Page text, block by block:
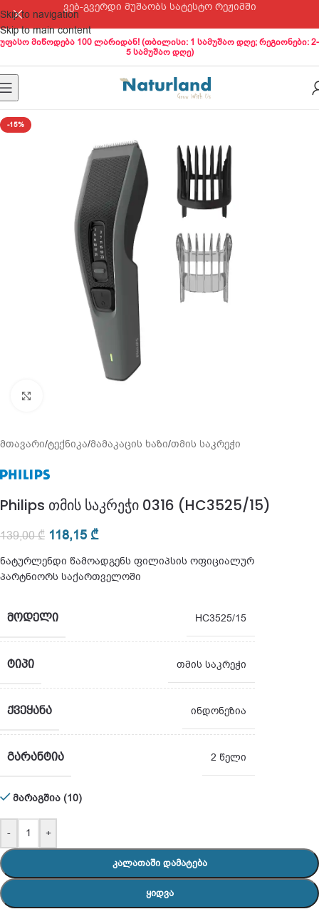
Skip to navigation
Skip to main content
ვებ-გვერდი მუშაობს სატესტო რეჟიმში
უფასო მიწოდება 100 ლარიდან! (თბილისი: 1 სამუშაო დღე; რეგიონები: 2-
5 სამუშაო დღე)
-15%
მთავარი/ტექნიკა/მამაკაცის ხაზი/თმის საკრეჭი
Philips თმის საკრეჭი 0316 (HC3525/15)
139,00₾ 118,15 ₾
ნატურლენდი წამოადგენს ფილიპსის ოფიციალურ
პარტნიორს საქართველოში
ᲛᲝᲓᲔᲚᲘ HC3525/15
ᲢᲘᲞᲘ თმის საკრეჭი
ᲥᲕᲔᲧᲐᲜᲐ ინდონეზია
ᲒᲐᲠᲐᲜᲢᲘᲐ 2 წელი
მარაგშია (10)
- +
ᲙᲐᲚᲐᲗᲐᲨᲘ ᲓᲐᲛᲐᲢᲔᲑᲐ
ᲧᲘᲓᲕᲐ